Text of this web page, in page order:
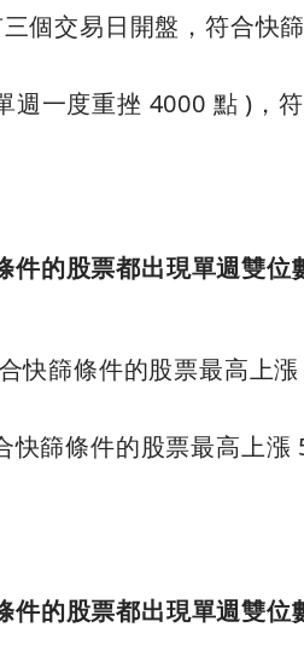
個交易日開盤，符合快
一度重挫 4000 點 )，
的股票都出現單週雙位
快篩條件的股票最高上
篩條件的股票最高上漲
的股票都出現單週雙位